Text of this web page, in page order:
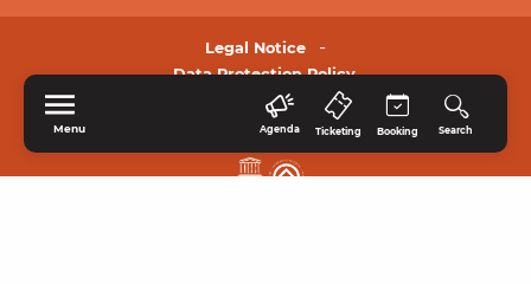
Menu Agenda Ticketing Booking Search
Legal Notice
Data Protection Policy.